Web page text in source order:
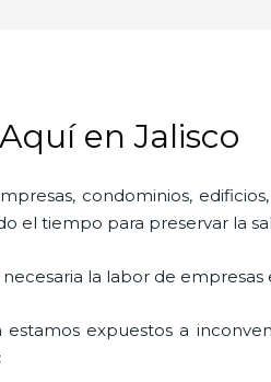
en Jalisco
condominios,
el tiempo para preservar la
la labor de
expuestos a